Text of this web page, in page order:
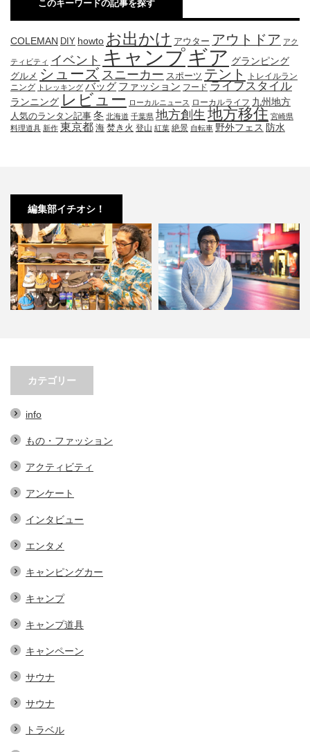
このキーワードの記事を探す
COLEMAN DIY howto お出かけ アウター アウトドア アク
ティビティ イベント キャンプギア グランピング
グルメ シューズ スニーカー スポーツ テント
トレイルラン
ニング トレッキング バッグ ファッション フード ライフスタイル
ランニング レビュー ローカルニュース ローカルライフ 九州地方
人気のランタン記事 冬 北海道 千葉県 地方創生 地方移住 宮崎県
料理道具 新作 東京都 海 焚き火 登山 紅葉 絶景 自転車 野外フェス 防水
編集部イチオシ！
小林市の起爆剤！青野さんが実践
する、地域おこし協力隊での…
カテゴリー
info
もの・ファッション
アクティビティ
アンケート
インタビュー
エンタメ
キャンピングカー
キャンプ
キャンプ道具
キャンペーン
サウナ
サウナ
トラベル